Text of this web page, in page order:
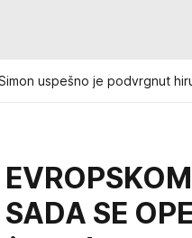
uspešno je podvrgnut
SE